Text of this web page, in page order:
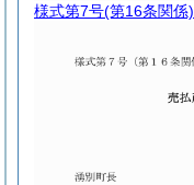
様式第7号(第16条関係)